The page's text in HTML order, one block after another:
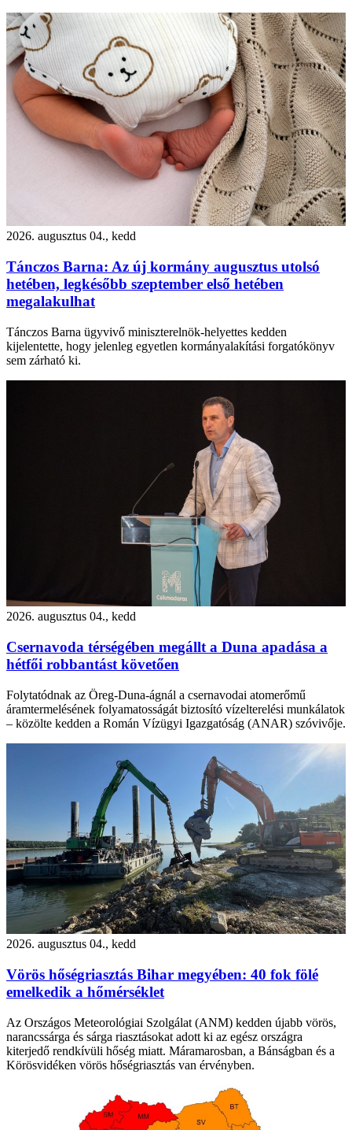
2026. augusztus 04., kedd
Tánczos Barna: Az új kormány augusztus utolsó
hetében, legkésőbb szeptember első hetében
megalakulhat
Tánczos Barna ügyvivő miniszterelnök-helyettes kedden
kijelentette, hogy jelenleg egyetlen kormányalakítási forgatókönyv
sem zárható ki.
2026. augusztus 04., kedd
Csernavoda térségében megállt a Duna apadása a
hétfői robbantást követően
Folytatódnak az Öreg-Duna-ágnál a csernavodai atomerőmű
áramtermelésének folyamatosságát biztosító vízelterelési munkálatok
– közölte kedden a Román Vízügyi Igazgatóság (ANAR) szóvivője.
2026. augusztus 04., kedd
Vörös hőségriasztás Bihar megyében: 40 fok fölé
emelkedik a hőmérséklet
Az Országos Meteorológiai Szolgálat (ANM) kedden újabb vörös,
narancssárga és sárga riasztásokat adott ki az egész országra
kiterjedő rendkívüli hőség miatt. Máramarosban, a Bánságban és a
Körösvidéken vörös hőségriasztás van érvényben.